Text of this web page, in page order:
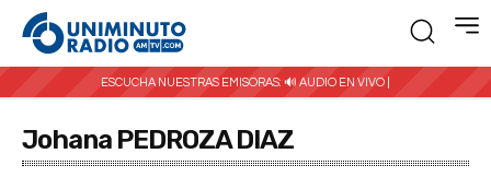
ESCUCHA NUESTRAS EMISORAS: 🔊 AUDIO EN VIVO |
Johana PEDROZA DIAZ